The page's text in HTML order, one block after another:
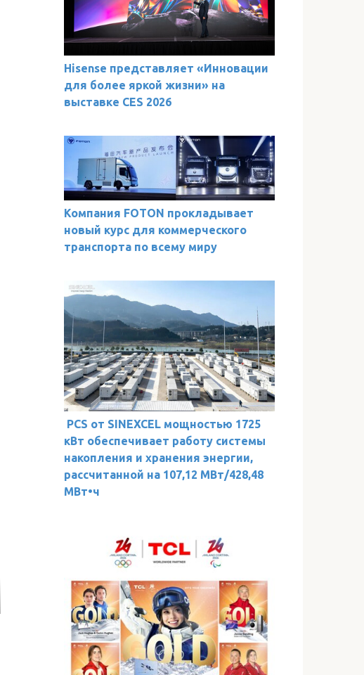
Hisense представляет «Инновации
для более яркой жизни» на
выставке CES 2026
Компания FOTON прокладывает
новый курс для коммерческого
транспорта по всему миру
PCS от SINEXCEL мощностью 1725
кВт обеспечивает работу системы
накопления и хранения энергии,
рассчитанной на 107,12 МВт/428,48
МВт•ч